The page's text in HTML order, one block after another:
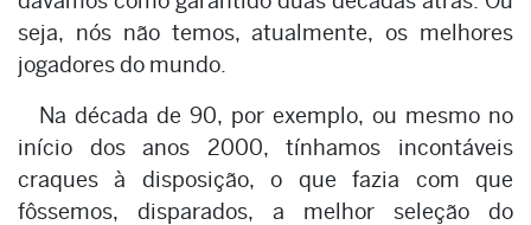
seja, nós não temos, atualmente, os melhores
jogadores do mundo.
Na década de 90, por exemplo, ou mesmo no
início dos anos 2000, tínhamos incontáveis
craques à disposição, o que fazia com que
fôssemos, disparados, a melhor seleção do